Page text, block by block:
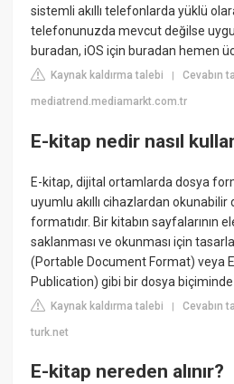
sistemli akıllı telefonlarda yüklü
telefonunuzda mevcut değilse
buradan, iOS için buradan hemen
Kaynak kaldırma talebi |Cevabın
mediatrend.mediamarkt.com.tr
E-kitap nedir nasıl
E-kitap, dijital ortamlarda dosya
uyumlu akıllı cihazlardan
formatıdır. Bir kitabın sayfalarının
saklanması ve okunması için
(Portable Document Format) veya
Publication) gibi bir dosya biçiminde
Kaynak kaldırma talebi |Cevabın
turk.net
E-kitap nereden alınır?